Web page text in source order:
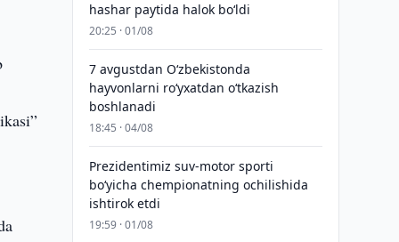
hashar paytida halok bo‘ldi
20:25 · 01/08
7 avgustdan O‘zbekistonda
hayvonlarni ro‘yxatdan o‘tkazish
boshlanadi
18:45 · 04/08
Prezidentimiz suv-motor sporti
bo‘yicha chempionatning ochilishida
ishtirok etdi
19:59 · 01/08